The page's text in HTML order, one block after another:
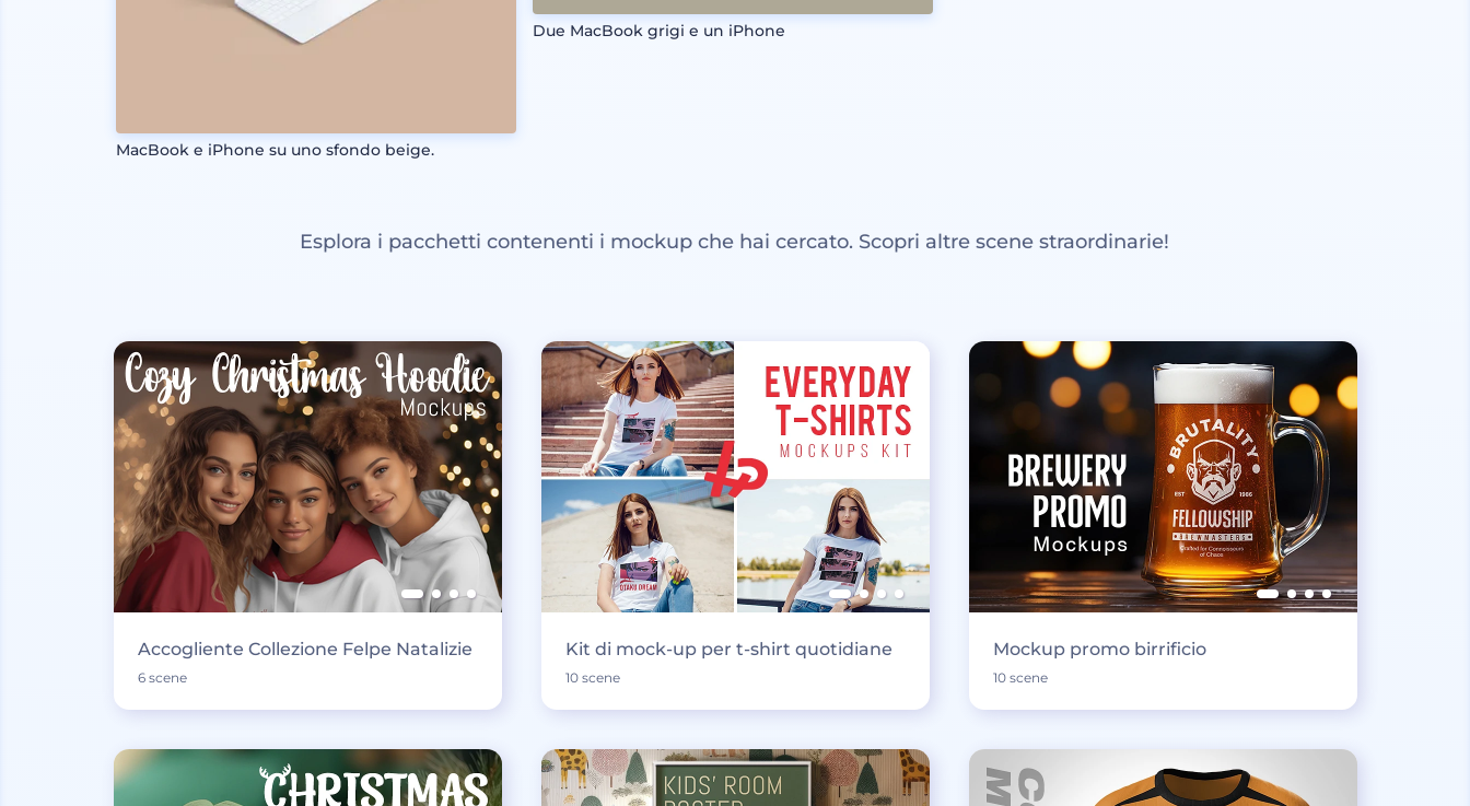
MacBook e iPhone su uno sfondo beige.
Due MacBook grigi e un iPhone
Esplora i pacchetti contenenti i mockup che hai cercato. Scopri altre scene straordinarie!
Accogliente Collezione Felpe Natalizie
6 scene
Kit di mock-up per t-shirt quotidiane
10 scene
Mockup promo birrificio
10 scene